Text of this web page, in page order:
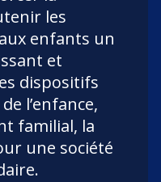
les
enfants un
et
dispositifs
l’enfance,
familial, la
une société